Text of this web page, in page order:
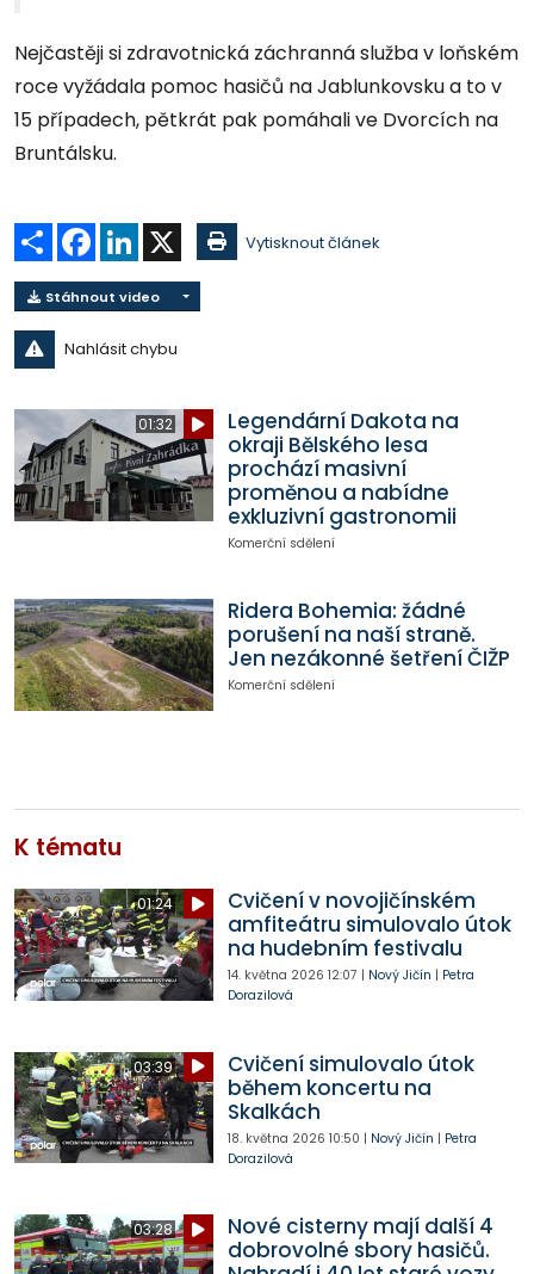
Nejčastěji si zdravotnická záchranná služba v loňském
roce vyžádala pomoc hasičů na Jablunkovsku a to v
15 případech, pětkrát pak pomáhali ve Dvorcích na
Bruntálsku.
Sdílet Facebook
LinkedIn Vytisknout článek
Stáhnout video
Nahlásit chybu
01:32
Legendární Dakota na
okraji Bělského lesa
prochází masivní
proměnou a nabídne
exkluzivní gastronomii
Komerční sdělení
Ridera Bohemia: žádné
porušení na naší straně.
Jen nezákonné šetření ČIŽP
Komerční sdělení
K tématu
01:24
Cvičení v novojičínském
amfiteátru simulovalo útok
na hudebním festivalu
14. května 2026 12:07 | Nový Jičín | Petra
Dorazilová
03:39
Cvičení simulovalo útok
během koncertu na
Skalkách
18. května 2026 10:50 | Nový Jičín | Petra
Dorazilová
03:28
Nové cisterny mají další 4
dobrovolné sbory hasičů.